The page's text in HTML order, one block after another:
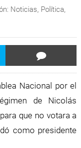
Noticias, Política,
Nacional por el
de Nicolás
para que no votara a
como presidente